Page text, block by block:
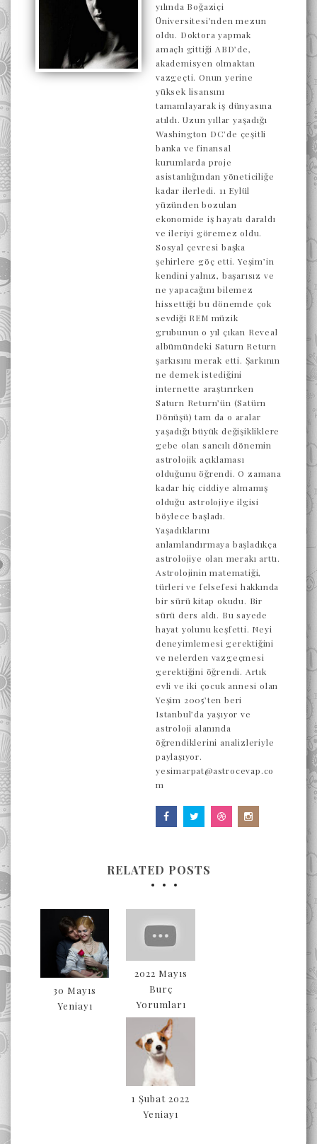
yılında Boğaziçi
Üniversitesi’nden mezun
oldu. Doktora yapmak
amaçlı gittiği ABD’de,
akademisyen olmaktan
vazgeçti. Onun yerine
yüksek lisansını
tamamlayarak iş dünyasına
atıldı. Uzun yıllar yaşadığı
Washington DC’de çeşitli
banka ve finansal
kurumlarda proje
asistanlığından yöneticiliğe
kadar ilerledi. 11 Eylül
yüzünden bozulan
ekonomide iş hayatı daraldı
ve ileriyi göremez oldu.
Sosyal çevresi başka
şehirlere göç etti. Yeşim’in
kendini yalnız, başarısız ve
ne yapacağını bilemez
hissettiği bu dönemde çok
sevdiği REM müzik
grubunun o yıl çıkan Reveal
albümündeki Saturn Return
şarkısını merak etti. Şarkının
ne demek istediğini
internette araştırırken
Saturn Return’ün (Satürn
Dönüşü) tam da o aralar
yaşadığı büyük değişikliklere
gebe olan sancılı dönemin
astrolojik açıklaması
olduğunu öğrendi. O zamana
kadar hiç ciddiye almamış
olduğu astrolojiye ilgisi
böylece başladı.
Yaşadıklarını
anlamlandırmaya başladıkça
astrolojiye olan merakı arttı.
Astrolojinin matematiği,
türleri ve felsefesi hakkında
bir sürü kitap okudu. Bir
sürü ders aldı. Bu sayede
hayat yolunu keşfetti. Neyi
deneyimlemesi gerektiğini
ve nelerden vazgeçmesi
gerektiğini öğrendi. Artık
evli ve iki çocuk annesi olan
Yeşim 2005’ten beri
Istanbul’da yaşıyor ve
astroloji alanında
öğrendiklerini analizleriyle
paylaşıyor.
yesimarpat@astrocevap.co
m
RELATED POSTS
30 Mayıs
Yeniayı
2022 Mayıs
Burç
Yorumları
1 Şubat 2022
Yeniayı